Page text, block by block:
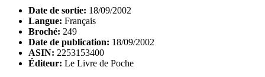
Date de sortie: 18/09/2002
Langue: Français
Broché: 249
Date de publication: 18/09/2002
ASIN: 2253153400
Éditeur: Le Livre de Poche